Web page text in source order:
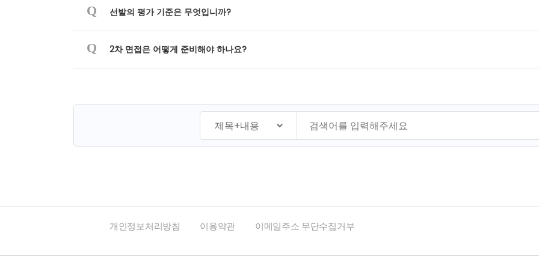
Q 선발의 평가 기준은 무엇입니까?
Q 2차 면접은 어떻게 준비해야 하나요?
개인정보처리방침 이용약관 이메일주소 무단수집거부